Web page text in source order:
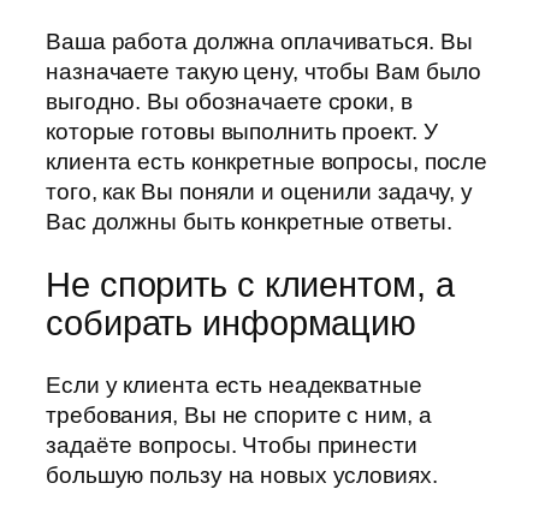
Ваша работа должна оплачиваться. Вы
назначаете такую цену, чтобы Вам было
выгодно. Вы обозначаете сроки, в
которые готовы выполнить проект. У
клиента есть конкретные вопросы, после
того, как Вы поняли и оценили задачу, у
Вас должны быть конкретные ответы.
Не спорить с клиентом, а
собирать информацию
Если у клиента есть неадекватные
требования, Вы не спорите с ним, а
задаёте вопросы. Чтобы принести
большую пользу на новых условиях.